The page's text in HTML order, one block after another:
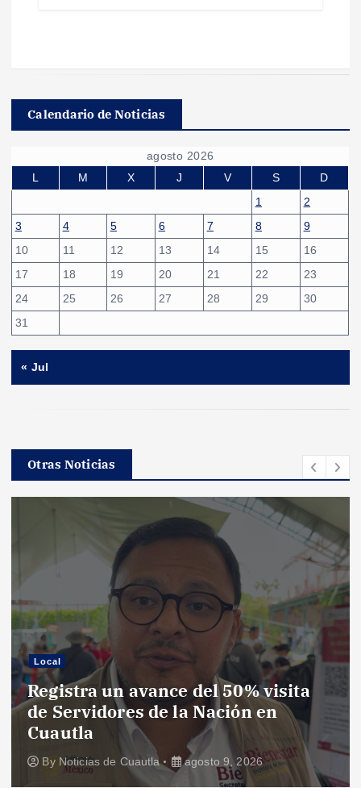
Calendario de Noticias
agosto 2026
L
M X J V S
D
1
2
3
4 5 6 7 8
9
10
11 12 13 14 15
16
17
18 19 20 21 22
23
24
25 26 27 28 29
30
31
« Jul
Otras Noticias
Local
Registra un avance del 50% visita
de Servidores de la Nación en
Cuautla
By Noticias de Cuautla agosto 9, 2026